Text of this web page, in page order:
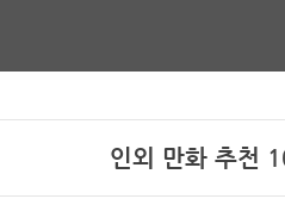
인외 만화 추천